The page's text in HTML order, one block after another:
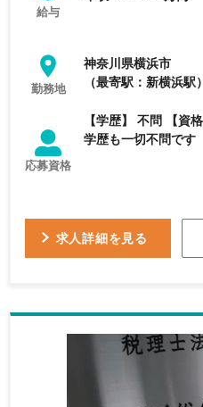
給与
勤務地
神奈川県横浜市
（最寄駅：新横浜駅）
応募資格
【学歴】 不問 【資格】 簿記２級 ★第二新卒歓迎!
学歴も一切不問です
求人詳細を見る